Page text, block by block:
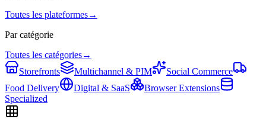
Toutes les plateformes→
Par catégorie
Toutes les catégories→
Storefronts
Multichannel & PIM
Social Commerce
Food Delivery
Digital & SaaS
Browser Extensions
Specialized